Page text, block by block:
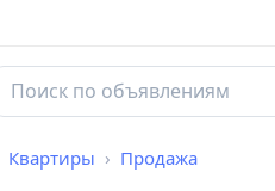
Квартиры Продажа